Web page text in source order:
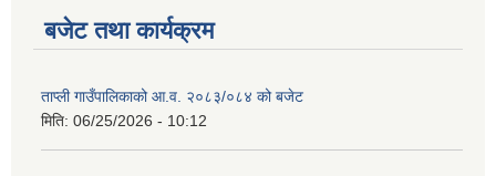
बजेट तथा कार्यक्रम
ताप्ली गाउँपालिकाको आ.व. २०८३/०८४ को बजेट
मिति: 06/25/2026 - 10:12